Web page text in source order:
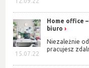
15.07.22
Home office
biuro
Niezależnie
pracujesz